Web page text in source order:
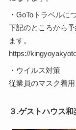
・GoToトラベルに
下記のところから
ます。
https://
・ウイルス対策
従業員のマスク着
３.ゲストハウス和